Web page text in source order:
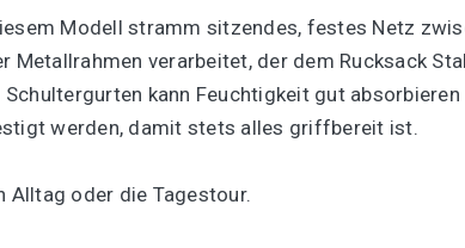
Modell stramm sitzendes, festes Netz
Metallrahmen verarbeitet, der dem Rucksack
kann Feuchtigkeit gut
werden, damit stets alles griffbereit ist.
Alltag oder die Tagestour.